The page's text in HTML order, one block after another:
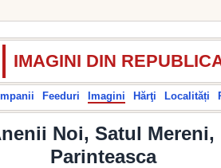
IMAGINI DIN
Feeduri Imagini Hărţi Localități
Noi, Satul Mereni,
Parinteasca